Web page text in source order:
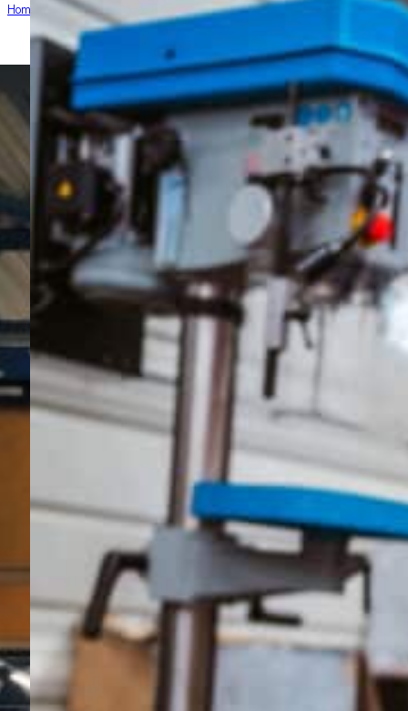
Home
Toepassingen Bedrijfshalverlichting (laag)